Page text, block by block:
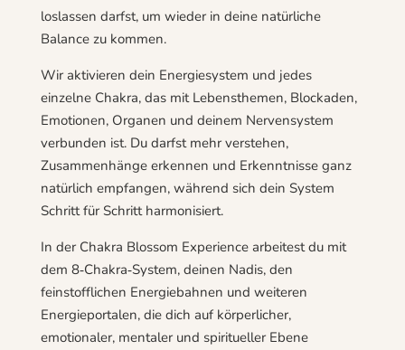
loslassen darfst, um wieder in deine natürliche
Balance zu kommen.
Wir aktivieren dein Energiesystem und jedes
einzelne Chakra, das mit Lebensthemen, Blockaden,
Emotionen, Organen und deinem Nervensystem
verbunden ist. Du darfst mehr verstehen,
Zusammenhänge erkennen und Erkenntnisse ganz
natürlich empfangen, während sich dein System
Schritt für Schritt harmonisiert.
In der Chakra Blossom Experience arbeitest du mit
dem 8‑Chakra‑System, deinen Nadis, den
feinstofflichen Energiebahnen und weiteren
Energieportalen, die dich auf körperlicher,
emotionaler, mentaler und spiritueller Ebene